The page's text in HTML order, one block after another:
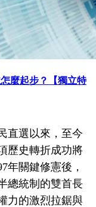
麼起步？【獨立特
直選以來，至今
歷史轉折成功將
年關鍵修憲後，
總統制的雙首長
力的激烈拉鋸與